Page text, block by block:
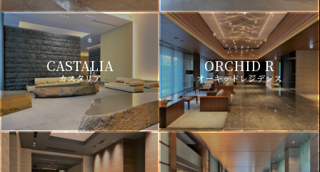
CASTALIA
カスタリア
ORCHID R
オーキッドレジデンス